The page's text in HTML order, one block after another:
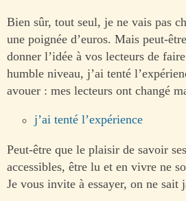
Bien sûr, tout seul, je ne vais pas
une poignée d’euros. Mais peut-
donner l’idée à vos lecteurs de
humble niveau, j’ai tenté
avouer : mes lecteurs ont changé
j’ai tenté l’expérience
Peut-être que le plaisir de savoir
accessibles, être lu et en vivre ne
Je vous invite à essayer, on ne sait